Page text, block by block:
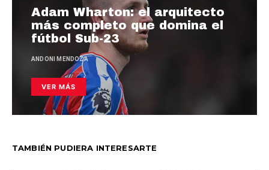
Adam Wharton: el arquitecto
más completo que domina el
fútbol Sub-23
ANDONI MENDOZA
VER MÁS
TAMBIÉN PUDIERA INTERESARTE